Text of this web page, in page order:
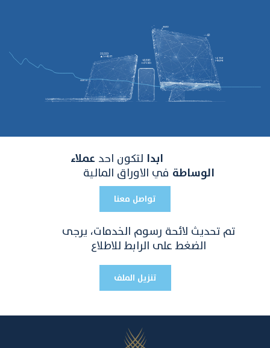
ابدا لتكون احد عملاء
الوساطة في الاوراق المالية
تواصل معنا
تم تحديث لائحة رسوم الخدمات، يرجى
الضغط على الرابط للاطلاع
تنزيل الملف